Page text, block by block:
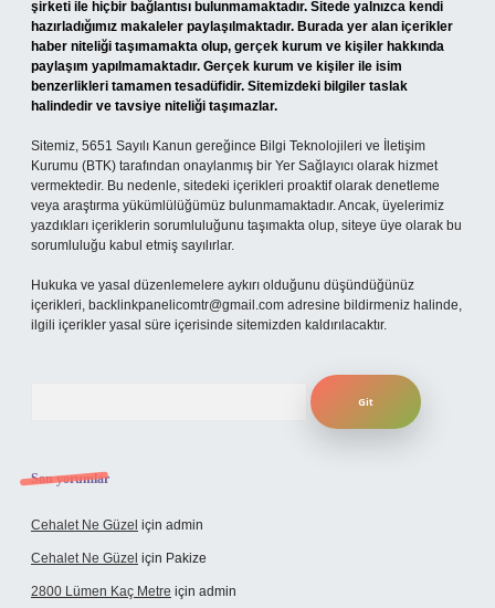
şirketi ile hiçbir bağlantısı bulunmamaktadır. Sitede yalnızca kendi
hazırladığımız makaleler paylaşılmaktadır. Burada yer alan içerikler
haber niteliği taşımamakta olup, gerçek kurum ve kişiler hakkında
paylaşım yapılmamaktadır. Gerçek kurum ve kişiler ile isim
benzerlikleri tamamen tesadüfidir. Sitemizdeki bilgiler taslak
halindedir ve tavsiye niteliği taşımazlar.
Sitemiz, 5651 Sayılı Kanun gereğince Bilgi Teknolojileri ve İletişim
Kurumu (BTK) tarafından onaylanmış bir Yer Sağlayıcı olarak hizmet
vermektedir. Bu nedenle, sitedeki içerikleri proaktif olarak denetleme
veya araştırma yükümlülüğümüz bulunmamaktadır. Ancak, üyelerimiz
yazdıkları içeriklerin sorumluluğunu taşımakta olup, siteye üye olarak bu
sorumluluğu kabul etmiş sayılırlar.
Hukuka ve yasal düzenlemelere aykırı olduğunu düşündüğünüz
içerikleri, backlinkpanelicomtr@gmail.com adresine bildirmeniz halinde,
ilgili içerikler yasal süre içerisinde sitemizden kaldırılacaktır.
Son yorumlar
Cehalet Ne Güzel için admin
Cehalet Ne Güzel için Pakize
2800 Lümen Kaç Metre için admin